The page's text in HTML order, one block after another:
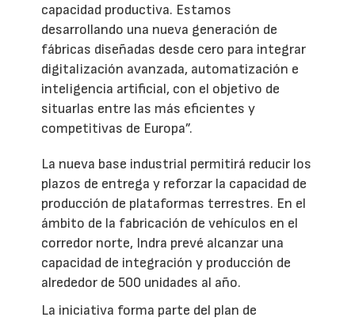
capacidad productiva. Estamos
desarrollando una nueva generación de
fábricas diseñadas desde cero para integrar
digitalización avanzada, automatización e
inteligencia artificial, con el objetivo de
situarlas entre las más eficientes y
competitivas de Europa”.
La nueva base industrial permitirá reducir los
plazos de entrega y reforzar la capacidad de
producción de plataformas terrestres. En el
ámbito de la fabricación de vehículos en el
corredor norte, Indra prevé alcanzar una
capacidad de integración y producción de
alrededor de 500 unidades al año.
La iniciativa forma parte del plan de